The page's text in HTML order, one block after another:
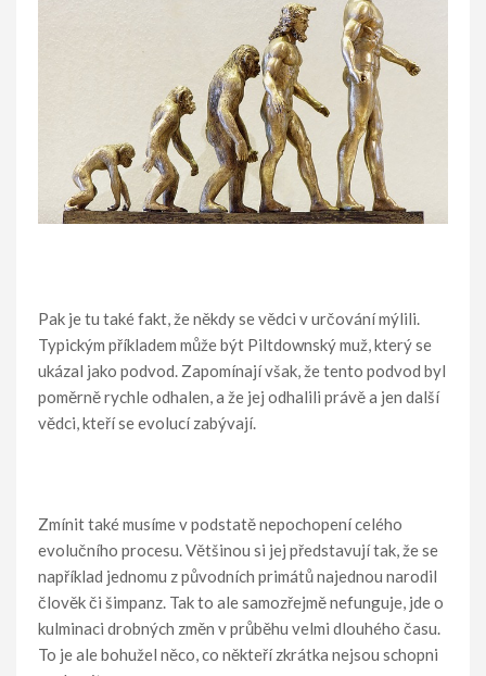
Pak je tu také fakt, že někdy se vědci v určování mýlili.
Typickým příkladem může být Piltdownský muž, který se
ukázal jako podvod. Zapomínají však, že tento podvod byl
poměrně rychle odhalen, a že jej odhalili právě a jen další
vědci, kteří se evolucí zabývají.
Zmínit také musíme v podstatě nepochopení celého
evolučního procesu. Většinou si jej představují tak, že se
například jednomu z původních primátů najednou narodil
člověk či šimpanz. Tak to ale samozřejmě nefunguje, jde o
kulminaci drobných změn v průběhu velmi dlouhého času.
To je ale bohužel něco, co někteří zkrátka nejsou schopni